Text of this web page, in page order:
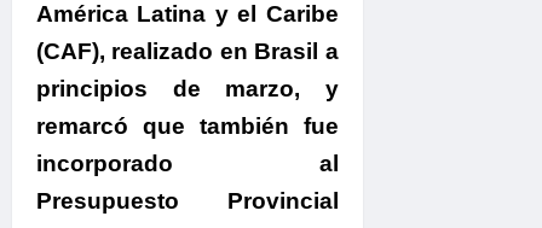
América Latina y el Caribe
(CAF), realizado en Brasil a
principios de marzo, y
remarcó que también fue
incorporado al
Presupuesto Provincial